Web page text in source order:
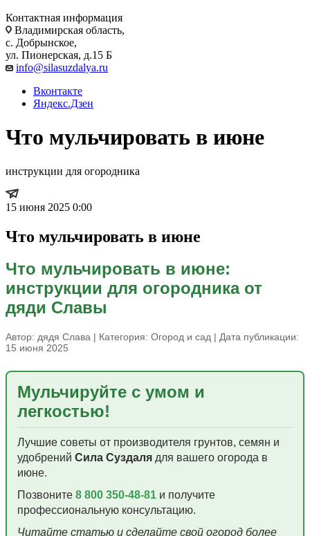
Контактная информация
Владимирская область,
с. Добрынское,
ул. Пионерская, д.15 Б
info@silasuzdalya.ru
Вконтакте
Яндекс.Дзен
Что мульчировать в июне
инструкции для огородника
15 июня 2025 0:00
Что мульчировать в июне
Что мульчировать в июне:
инструкции для огородника от
дяди Славы
Автор: дядя Слава | Категория: Огород и сад | Дата публикации:
15 июня 2025
Мульчируйте с умом и
легкостью!
Лучшие советы от производителя грунтов, семян и
удобрений Сила Суздаля для вашего огорода в
июне.
Позвоните 8 800 350-48-81 и получите
профессиональную консультацию.
Читайте статью и сделайте свой огород более